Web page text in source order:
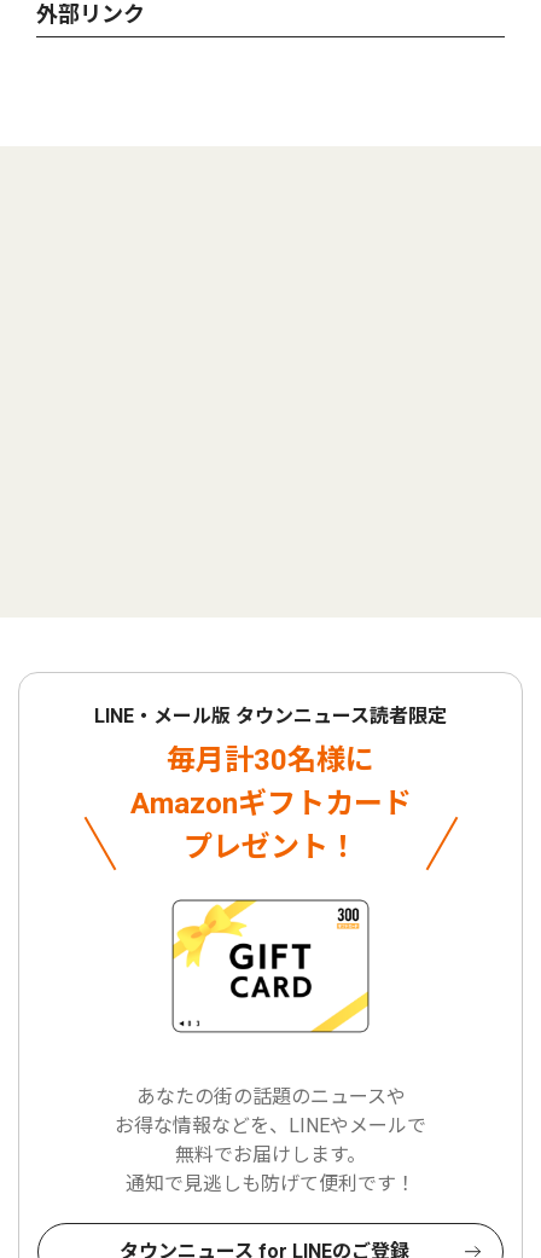
外部リンク
LINE・メール版 タウンニュース読者限定
毎月計30名様に
Amazonギフトカード
プレゼント！
あなたの街の話題のニュースや
お得な情報などを、LINEやメールで
無料でお届けします。
通知で見逃しも防げて便利です！
タウンニュース for LINEのご登録